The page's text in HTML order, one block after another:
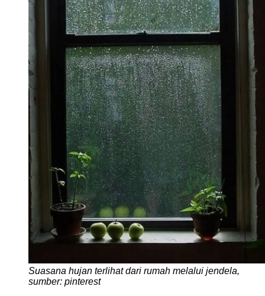
Suasana hujan terlihat dari rumah melalui jendela,
sumber: pinterest